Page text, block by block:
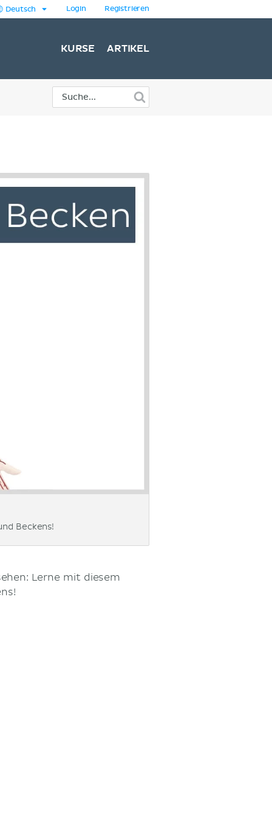
Deutsch Login Registrieren
KURSE ARTIKEL
Beckens!
Lerne mit diesem